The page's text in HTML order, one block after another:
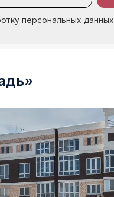
персональных данных
»